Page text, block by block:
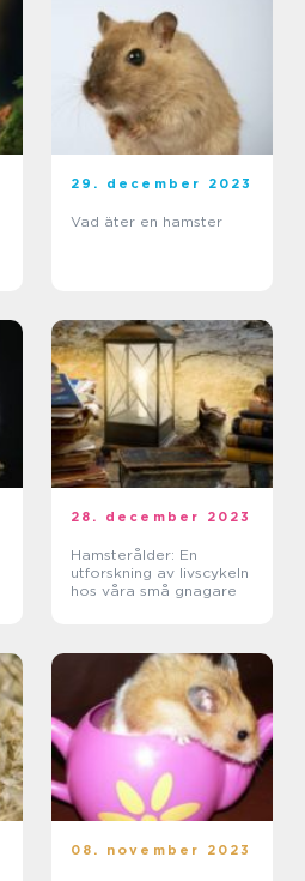
29. december 2023
Vad äter en hamster
28. december 2023
Hamsterålder: En
utforskning av livscykeln
hos våra små gnagare
08. november 2023